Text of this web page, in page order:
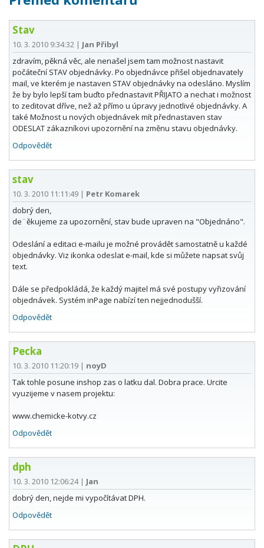
Stav
10. 3. 2010 9:34:32 | Jan Přibyl
zdravím, pěkná věc, ale nenašel jsem tam možnost nastavit
počáteční STAV objednávky. Po objednávce přišel objednavately
mail, ve kterém je nastaven STAV objednávky na odesláno. Myslím
že by bylo lepší tam buďto přednastavit PŘIJATO a nechat i možnost
to zeditovat dříve, než až přímo u úpravy jednotlivé objednávky. A
také Možnost u nových objednávek mít přednastaven stav
ODESLAT zákazníkovi upozornění na změnu stavu objednávky.
Odpovědět
stav
10. 3. 2010 11:11:49 | Petr Komarek
dobrý den,
de¨ěkujeme za upozornění, stav bude upraven na "Objednáno".
Odeslání a editaci e-mailu je možné provádět samostatně u každé
objednávky. Viz ikonka odeslat e-mail, kde si můžete napsat svůj
text.
Dále se předpokládá, že každý majitel má své postupy vyřizování
objednávek. Systém inPage nabízí ten nejjednodušší.
Odpovědět
Pecka
10. 3. 2010 11:20:19 | noyD
Tak tohle posune inshop zas o latku dal. Dobra prace. Urcite
vyuzijeme v nasem projektu:
www.chemicke-kotvy.cz
Odpovědět
dph
10. 3. 2010 12:06:24 | Jan
dobrý den, nejde mi vypočítávat DPH.
Odpovědět